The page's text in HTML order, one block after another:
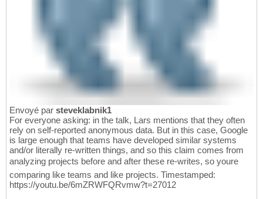
Envoyé par steveklabnik1
For everyone asking: in the talk, Lars mentions that they often
rely on self-reported anonymous data. But in this case, Google
is large enough that teams have developed similar systems
and/or literally re-written things, and so this claim comes from
analyzing projects before and after these re-writes, so youre
comparing like teams and like projects. Timestamped:
https://youtu.be/6mZRWFQRvmw?t=27012